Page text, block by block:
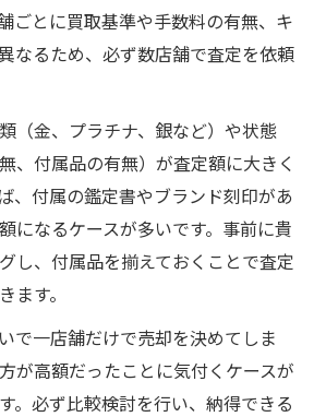
ごとに買取基準や手数料の有無、キ
なるため、必ず数店舗で査定を依頼
（金、プラチナ、銀など）や状態
、付属品の有無）が査定額に大きく
、付属の鑑定書やブランド刻印があ
になるケースが多いです。事前に貴
し、付属品を揃えておくことで査定
ます。
で一店舗だけで売却を決めてしま
が高額だったことに気付くケースが
。必ず比較検討を行い、納得できる